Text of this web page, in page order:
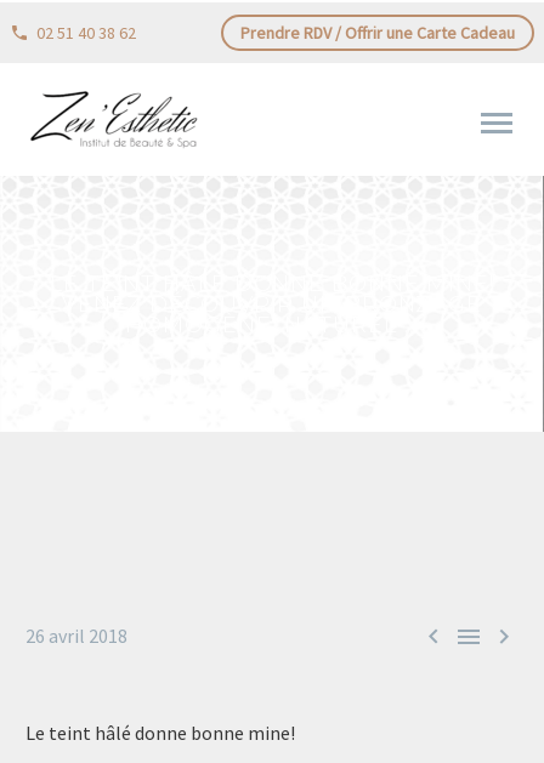
02 51 40 38 62 Prendre RDV / Offrir une Carte Cadeau
  
26 avril 2018
Le teint hâlé donne bonne mine!